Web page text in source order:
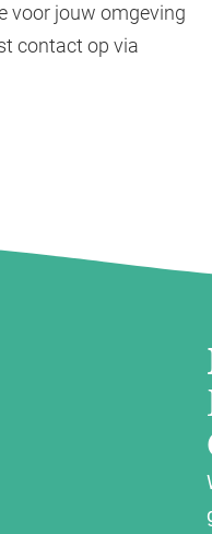
voor jouw omgeving
contact op via